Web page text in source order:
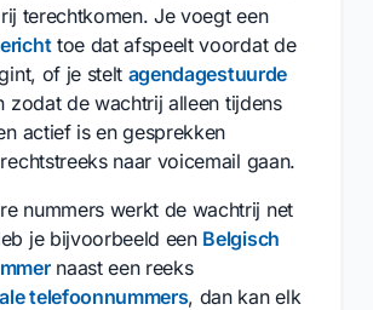
terechtkomen. Je voegt een
toe dat afspeelt voordat de
of je stelt agendagestuurde
zodat de wachtrij alleen tijdens
actief is en gesprekken
naar voicemail gaan.
nummers werkt de wachtrij net
je bijvoorbeeld een Belgisch
naast een reeks
telefoonnummers, dan kan elk